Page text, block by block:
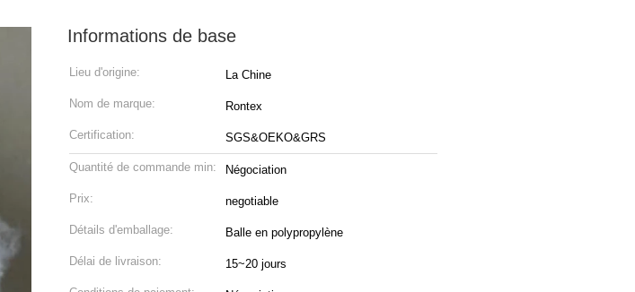
Informations de base
Lieu d'origine: La Chine
Nom de marque: Rontex
Certification: SGS&OEKO&GRS
Quantité de commande min: Négociation
Prix: negotiable
Détails d'emballage: Balle en polypropylène
Délai de livraison: 15~20 jours